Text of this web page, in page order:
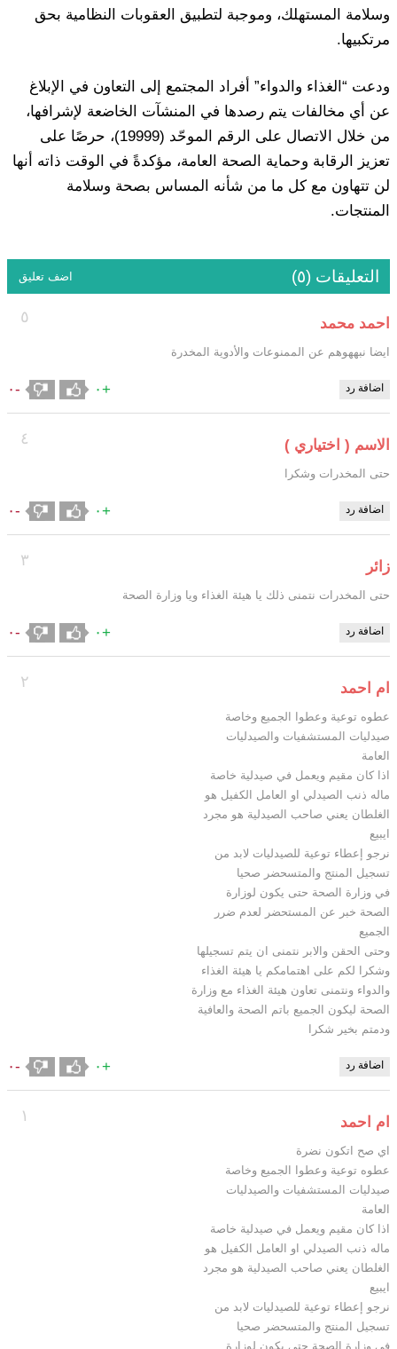
وسلامة المستهلك، وموجبة لتطبيق العقوبات النظامية بحق
مرتكبيها.
ودعت “الغذاء والدواء” أفراد المجتمع إلى التعاون في الإبلاغ
عن أي مخالفات يتم رصدها في المنشآت الخاضعة لإشرافها،
من خلال الاتصال على الرقم الموحّد (19999)، حرصًا على
تعزيز الرقابة وحماية الصحة العامة، مؤكدةً في الوقت ذاته أنها
لن تتهاون مع كل ما من شأنه المساس بصحة وسلامة
المنتجات.
التعليقات (٥) اضف تعليق
٥ احمد محمد
ايضا نبههوهم عن الممنوعات والأدوية المخدرة
اضافة رد +٠ -٠
٤ الاسم ( اختياري )
حتى المخدرات وشكرا
اضافة رد +٠ -٠
٣ زائر
حتى المخدرات نتمنى ذلك يا هيئة الغذاء ويا وزارة الصحة
اضافة رد +٠ -٠
٢ ام احمد
عطوه توعية وعطوا الجميع وخاصة
صيدليات المستشفيات والصيدليات
العامة
اذا كان مقيم ويعمل في صيدلية خاصة
ماله ذنب الصيدلي او العامل الكفيل هو
الغلطان يعني صاحب الصيدلية هو مجرد
ايبيع
نرجو إعطاء توعية للصيدليات لابد من
تسجيل المنتج والمتسحضر صحيا
في وزارة الصحة حتى يكون لوزارة
الصحة خبر عن المستحضر لعدم ضرر
الجميع
وحتى الحقن والابر نتمنى ان يتم تسجيلها
وشكرا لكم على اهتمامكم يا هيئة الغذاء
والدواء ونتمنى تعاون هيئة الغذاء مع وزارة
الصحة ليكون الجميع باتم الصحة والعافية
ودمتم بخير شكرا
اضافة رد +٠ -٠
١ ام احمد
اي صح اتكون نضرة
عطوه توعية وعطوا الجميع وخاصة
صيدليات المستشفيات والصيدليات
العامة
اذا كان مقيم ويعمل في صيدلية خاصة
ماله ذنب الصيدلي او العامل الكفيل هو
الغلطان يعني صاحب الصيدلية هو مجرد
ايبيع
نرجو إعطاء توعية للصيدليات لابد من
تسجيل المنتج والمتسحضر صحيا
في وزارة الصحة حتى يكون لوزارة